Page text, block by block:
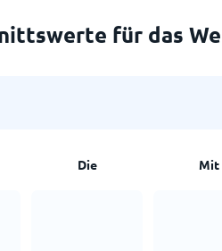
für das
Die Mit